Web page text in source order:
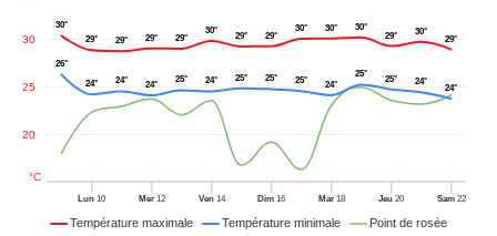
Vous
les
:
les
Température maximale Température minimale Point de rosée
Lun 10 Mer12 Ven14 Dim 16 Mar18 Jeu 20 Sam22
20
25
30
°C
30°
29°
29° 29° 29°
30°
29° 29°
30° 30°
30°
29°
30°
29°
26°
24°
24° 24°
25° 24° 25° 25° 25° 24°
25°
25° 24°
24°